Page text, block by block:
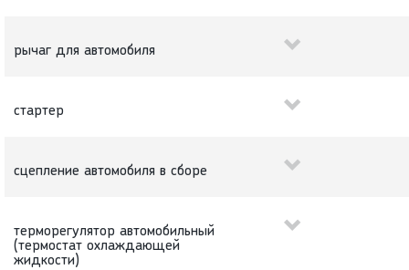
рычаг для автомобиля
стартер
сцепление автомобиля в сборе
терморегулятор автомобильный
(термостат охлаждающей
жидкости)